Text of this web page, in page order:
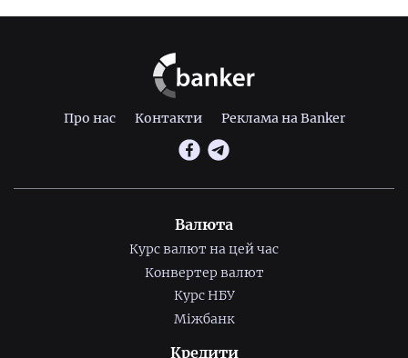
Про нас Контакти Реклама на Banker
Валюта
Курс валют на цей час
Конвертер валют
Курс НБУ
Міжбанк
Кредити